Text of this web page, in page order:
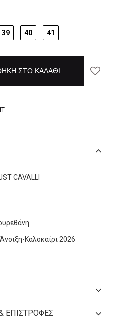
39 40 41
ΣΤΟ ΚΑΛΆΘΙ
CAVALLI
Καλοκαίρι 2026
ΕΠΙΣΤΡΟΦΈΣ